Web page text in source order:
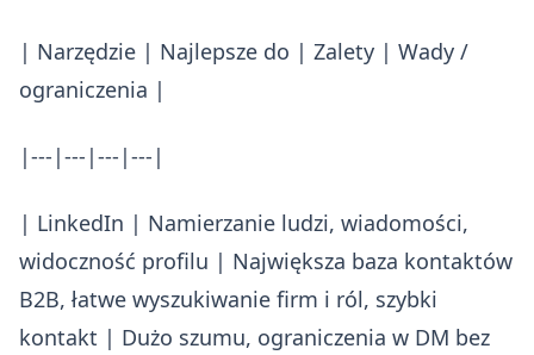
| Narzędzie | Najlepsze do | Zalety | Wady /
ograniczenia |
|---|---|---|---|
| LinkedIn | Namierzanie ludzi, wiadomości,
widoczność profilu | Największa baza kontaktów
B2B, łatwe wyszukiwanie firm i ról, szybki
kontakt | Dużo szumu, ograniczenia w DM bez